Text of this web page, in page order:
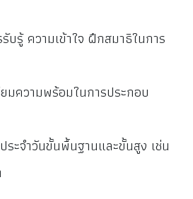
รู้ ความเข้าใจ ฝึกสมาธิในการ
มความพร้อมในการประกอบ
ะจำวันขั้นพื้นฐานและขั้นสูง เช่น